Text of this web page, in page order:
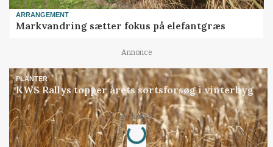
ARRANGEMENT
Markvandring sætter fokus på elefantgræs
Annonce
PLANTER
KWS Rallys topper årets sortsforsøg i vinterbyg
Annonce
Loading...